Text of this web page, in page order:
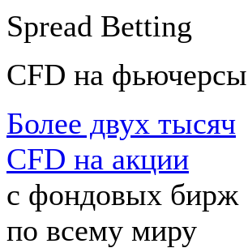
Spreаd Betting
CFD на фьючерсы
Более двух тысяч
CFD на акции
с фондовых бирж
по всему миру